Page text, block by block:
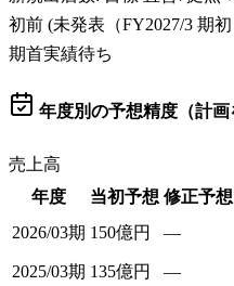
初前 (未発表（FY2027/3 期
期首実績待ち
年度別の予想精度（計画
売上高
年度
当初予想 修正予想
2026/03期 150億円 —
2025/03期 135億円 —